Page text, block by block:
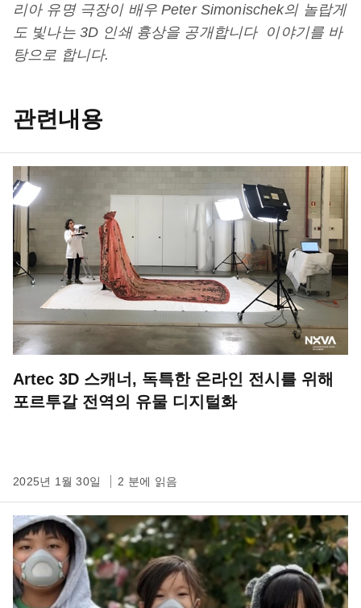
리아 유명 극장이 배우 Peter Simonischek의 놀랍게
도 빛나는 3D 인쇄 흉상을 공개합니다 이야기를 바
탕으로 합니다.
관련내용
Artec 3D 스캐너, 독특한 온라인 전시를 위해
포르투갈 전역의 유물 디지털화
2025년 1월 30일 2 분에 읽음